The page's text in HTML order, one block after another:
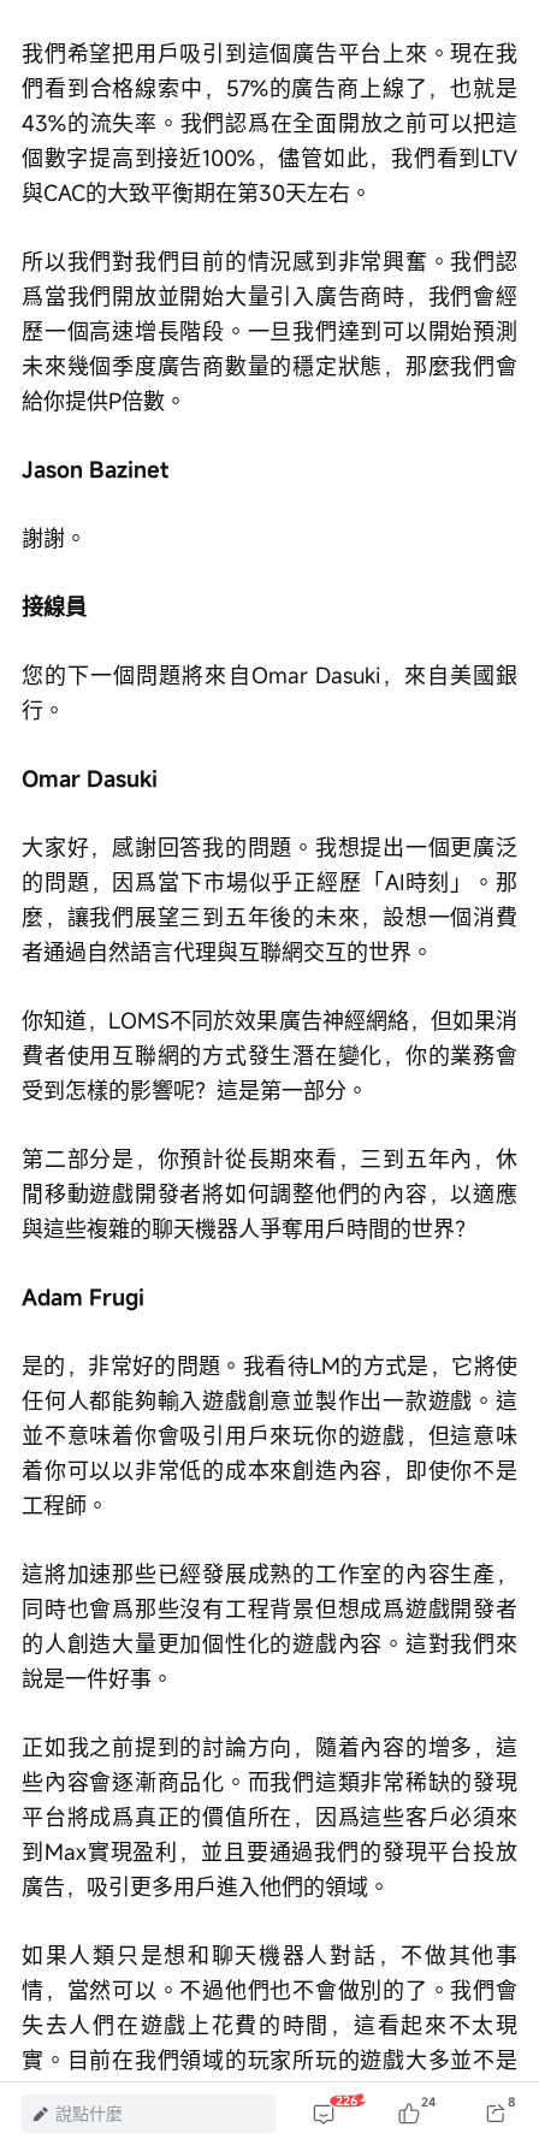
我們希望把用戶吸引到這個廣告平台上來。現在我
們看到合格線索中，57%的廣告商上線了，也就是
43%的流失率。我們認爲在全面開放之前可以把這
個數字提高到接近100%，儘管如此，我們看到LTV
與CAC的大致平衡期在第30天左右。
所以我們對我們目前的情況感到非常興奮。我們認
爲當我們開放並開始大量引入廣告商時，我們會經
歷一個高速增長階段。一旦我們達到可以開始預測
未來幾個季度廣告商數量的穩定狀態，那麼我們會
給你提供P倍數。
Jason Bazinet
謝謝。
接線員
您的下一個問題將來自Omar Dasuki，來自美國銀
行。
Omar Dasuki
大家好，感謝回答我的問題。我想提出一個更廣泛
的問題，因爲當下市場似乎正經歷「AI時刻」。那
麼，讓我們展望三到五年後的未來，設想一個消費
者通過自然語言代理與互聯網交互的世界。
你知道，LOMS不同於效果廣告神經網絡，但如果消
費者使用互聯網的方式發生潛在變化，你的業務會
受到怎樣的影響呢？這是第一部分。
第二部分是，你預計從長期來看，三到五年內，休
閒移動遊戲開發者將如何調整他們的內容，以適應
與這些複雜的聊天機器人爭奪用戶時間的世界？
Adam Frugi
是的，非常好的問題。我看待LM的方式是，它將使
任何人都能夠輸入遊戲創意並製作出一款遊戲。這
並不意味着你會吸引用戶來玩你的遊戲，但這意味
着你可以以非常低的成本來創造內容，即使你不是
工程師。
這將加速那些已經發展成熟的工作室的內容生產，
同時也會爲那些沒有工程背景但想成爲遊戲開發者
的人創造大量更加個性化的遊戲內容。這對我們來
說是一件好事。
正如我之前提到的討論方向，隨着內容的增多，這
些內容會逐漸商品化。而我們這類非常稀缺的發現
平台將成爲真正的價值所在，因爲這些客戶必須來
到Max實現盈利，並且要通過我們的發現平台投放
廣告，吸引更多用戶進入他們的領域。
如果人類只是想和聊天機器人對話，不做其他事
情，當然可以。不過他們也不會做別的了。我們會
失去人們在遊戲上花費的時間，這看起來不太現
實。目前在我們領域的玩家所玩的遊戲大多並不是
說點什麼
226 24 8